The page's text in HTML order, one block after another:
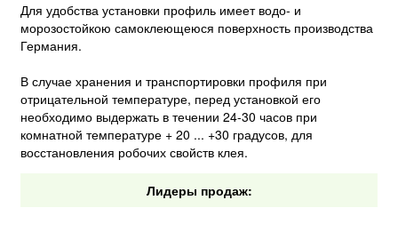
Для удобства установки профиль имеет водо- и
морозостойкою самоклеющеюся поверхность производства
Германия.
В случае хранения и транспортировки профиля при
отрицательной температуре, перед установкой его
необходимо выдержать в течении 24-30 часов при
комнатной температуре + 20 ... +30 градусов, для
восстановления робочих свойств клея.
Лидеры продаж: